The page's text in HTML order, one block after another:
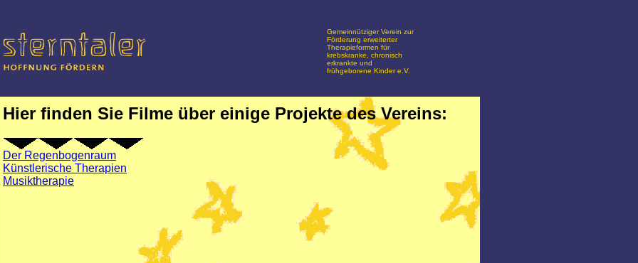
Gemeinnütziger Verein zur
Förderung erweiterter
Therapieformen für
krebskranke, chronisch
erkrankte und
frühgeborene Kinder e.V.
Hier finden Sie Filme über einige Projekte des Vereins:
Der Regenbogenraum
Künstlerische Therapien
Musiktherapie